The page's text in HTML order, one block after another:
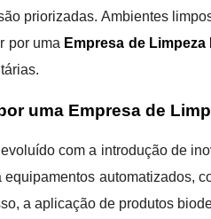
priorizadas. Ambientes
por uma Empresa de
uma Empresa de
com a introdução de
equipamentos automatizados,
a aplicação de produtos